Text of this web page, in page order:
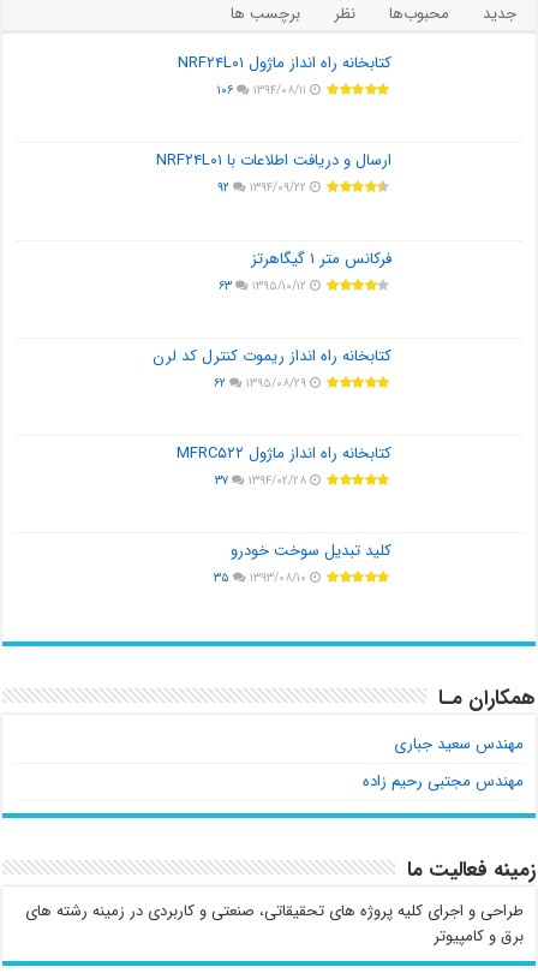
جدید محبوب‌ها نظر
برچسب ها
کتابخانه راه انداز ماژول NRF۲۴L۰۱
۱۳۹۴/۰۸/۱۱ ۱۰۶
ارسال و دریافت اطلاعات با NRF۲۴L۰۱
۱۳۹۴/۰۹/۲۲ ۹۲
فرکانس متر ۱ گیگاهرتز
۱۳۹۵/۱۰/۱۲ ۶۳
کتابخانه راه انداز ریموت کنترل کد لرن
۱۳۹۵/۰۸/۲۹ ۶۲
کتابخانه راه انداز ماژول MFRC۵۲۲
۱۳۹۴/۰۲/۲۸ ۳۷
کلید تبدیل سوخت خودرو
۱۳۹۳/۰۸/۱۰ ۳۵
همکاران مـا
مهندس سعید جباری
مهندس مجتبی رحیم زاده
زمینه فعالیت ما
طراحی و اجرای کلیه پروژه های تحقیقاتی، صنعتی و کاربردی در زمینه رشته های
برق و کامپیوتر